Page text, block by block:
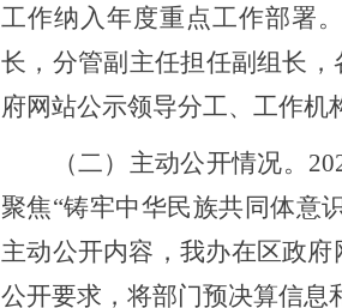
工作纳入年度重点工作部署
长，分管副主任担任副组长
府网站公示领导分工、工作机
（二）主动公开情况。
聚焦“铸牢中华民族共同体意
主动公开内容，我办在区政
公开要求，将部门预决算信息